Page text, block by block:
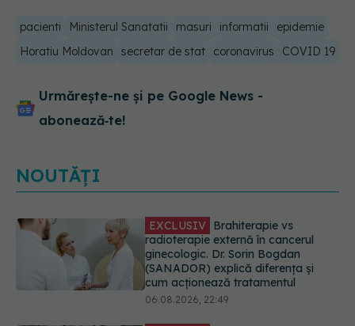
pacienti Ministerul Sanatatii masuri informatii
epidemie
Horatiu Moldovan
secretar de stat coronavirus COVID 19
Urmărește-ne și pe Google News -
abonează‑te!
NOUTĂȚI
EXCLUSIV De ce unele paciente
cu cancer de col uterin nu mai ajung
la operație. Dr. Sorin Bogdan
(SANADOR): Intervenția
chirurgicală, doar în situații
particulare